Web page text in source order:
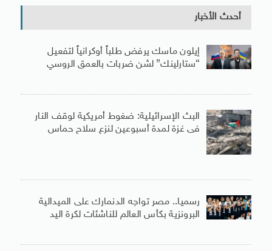
أحدث الأخبار
إيلون ماسك يرفض طلباً أوكرانياً لتفعيل
“ستارلينك” لشن ضربات بالعمق الروسي
البث الإسرائيلية: ضغوط أمريكية لوقف النار
فى غزة لمدة أسبوعين لنزع سلاح حماس
رسميا.. مصر تواجه الدنمارك على الميدالية
البرونزية بكأس العالم للناشئات لكرة اليد